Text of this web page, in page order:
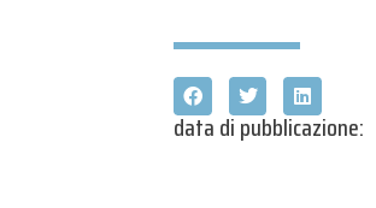
data di pubblicazione: